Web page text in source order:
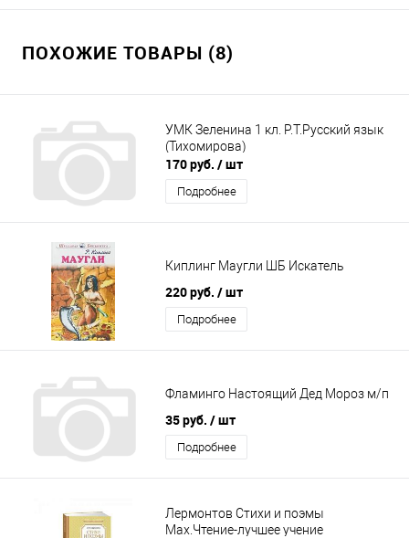
ПОХОЖИЕ ТОВАРЫ (8)
УМК Зеленина 1 кл. Р.Т.Русский язык
(Тихомирова)
170 руб. / шт
Подробнее
Киплинг Маугли ШБ Искатель
220 руб. / шт
Подробнее
Фламинго Настоящий Дед Мороз м/п
35 руб. / шт
Подробнее
Лермонтов Стихи и поэмы
Мах.Чтение-лучшее учение